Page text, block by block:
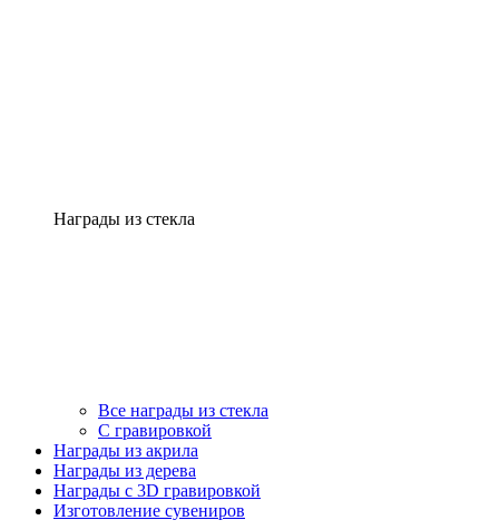
Награды из стекла
Все награды из стекла
С гравировкой
Награды из акрила
Награды из дерева
Награды с 3D гравировкой
Изготовление сувениров